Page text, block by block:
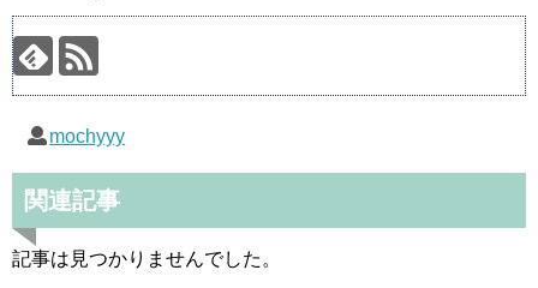
mochyyy
関連記事
記事は見つかりませんでした。